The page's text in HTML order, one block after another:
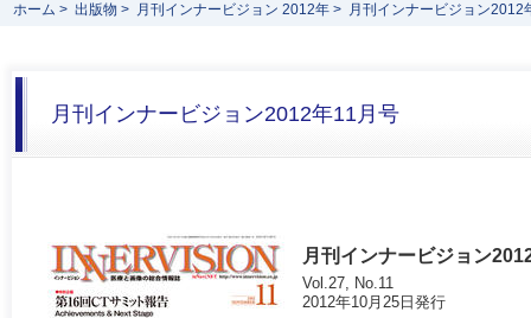
ホーム > 出版物 > 月刊インナービジョン 2012年 > 月刊インナービジョン2012
月刊インナービジョン2012年11月号
月刊インナービジョン
Vol.27, No.11
2012年10月25日発行